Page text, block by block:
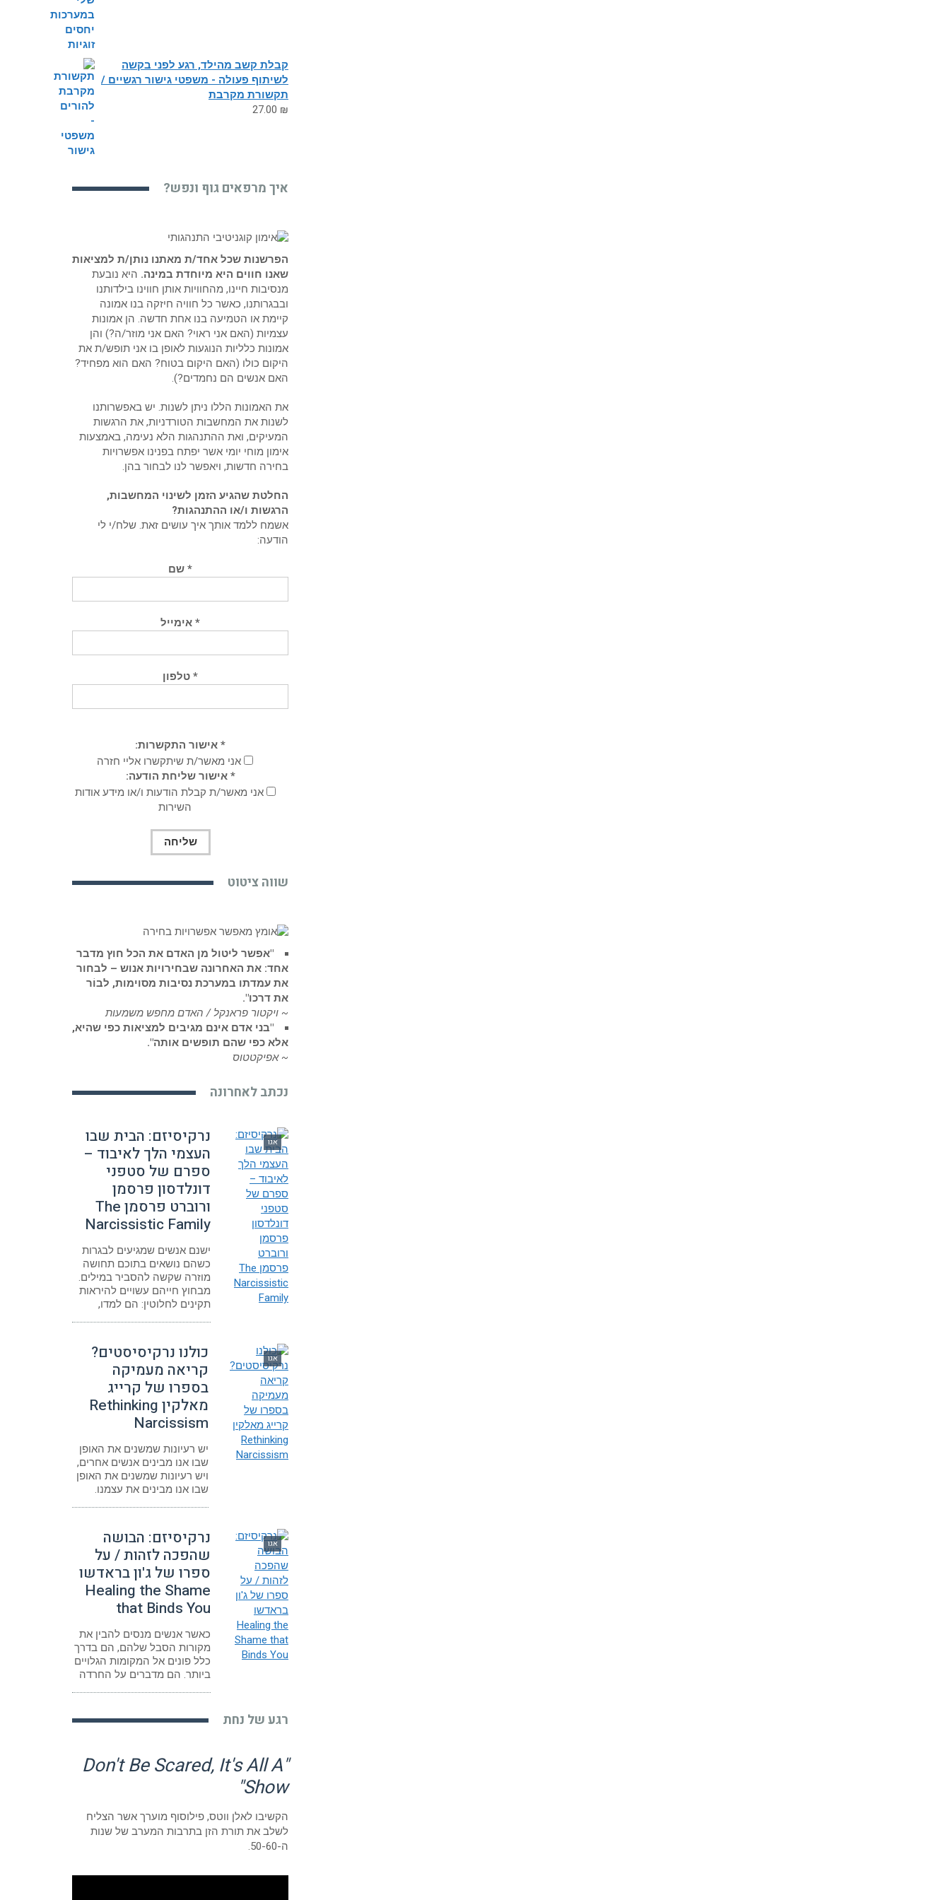
קבלת קשב מהילד, רגע לפני בקשה
לשיתוף פעולה - משפטי גישור רגשיים /
תקשורת מקרבת
27.00 ₪
איך מרפאים גוף ונפש?
הפרשנות שכל אחד/ת מאתנו נותן/ת למציאות
שאנו חווים היא מיוחדת במינה. היא נובעת
מנסיבות חיינו, מהחוויות אותן חווינו בילדותנו
ובבגרותנו, כאשר כל חוויה חיזקה בנו אמונה
קיימת או הטמיעה בנו אחת חדשה. הן אמונות
עצמיות (האם אני ראוי? האם אני מוזר/ה?) והן
אמונות כלליות הנוגעות לאופן בו אני תופש/ת את
היקום כולו (האם היקום בטוח? האם הוא מפחיד?
האם אנשים הם נחמדים?).
את האמונות הללו ניתן לשנות. יש באפשרותנו
לשנות את המחשבות הטורדניות, את הרגשות
המעיקים, ואת ההתנהגות הלא נעימה, באמצעות
אימון מוחי יומי אשר יפתח בפנינו אפשרויות
בחירה חדשות, ויאפשר לנו לבחור בהן.
החלטת שהגיע הזמן לשינוי המחשבות,
הרגשות ו/או ההתנהגות?
אשמח ללמד אותך איך עושים זאת. שלח/י לי
הודעה:
* שם
* אימייל
* טלפון
* אישור התקשרות:
אני מאשר/ת שיתקשרו אליי חזרה
* אישור שליחת הודעה:
אני מאשר/ת קבלת הודעות ו/או מידע אודות
השירות
שווה ציטוט
"אפשר ליטול מן האדם את הכל חוץ מדבר
אחד: את האחרונה שבחירויות אנוש – לבחור
את עמדתו במערכת נסיבות מסוימות, לבוֹר
את דרכו".
~ ויקטור פראנקל / האדם מחפש משמעות
"בני אדם אינם מגיבים למציאות כפי שהיא,
אלא כפי שהם תופשים אותה".
~ אפיקטטוס
נכתב לאחרונה
אגו
נרקיסיזם: הבית שבו
העצמי הלך לאיבוד –
ספרם של סטפני
דונלדסון פרסמן
ורוברט פרסמן The
Narcissistic Family
ישנם אנשים שמגיעים לבגרות
כשהם נושאים בתוכם תחושה
מוזרה שקשה להסביר במילים.
מבחוץ חייהם עשויים להיראות
תקינים לחלוטין: הם למדו,
אגו
כולנו נרקיסיסטים?
קריאה מעמיקה
בספרו של קרייג
מאלקין Rethinking
Narcissism
יש רעיונות שמשנים את האופן
שבו אנו מבינים אנשים אחרים,
ויש רעיונות שמשנים את האופן
שבו אנו מבינים את עצמנו.
אגו
נרקיסיזם: הבושה
שהפכה לזהות / על
ספרו של ג'ון בראדשו
Healing the Shame
that Binds You
כאשר אנשים מנסים להבין את
מקורות הסבל שלהם, הם בדרך
כלל פונים אל המקומות הגלויים
ביותר. הם מדברים על החרדה
רגע של נחת
"Don't Be Scared, It's All A
Show"
הקשיבו לאלן ווטס, פילוסוף מוערך אשר הצליח
לשלב את תורת הזן בתרבות המערב של שנות
ה-50-60.